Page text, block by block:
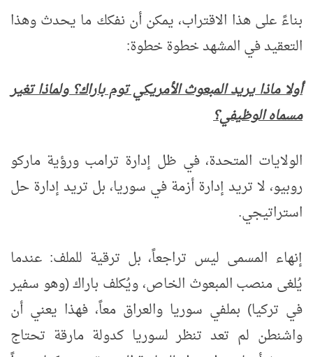
بناءً على هذا الاقتراب، يمكن أن نفكك ما يحدث وهذا
التعقيد في المشهد خطوة خطوة:
أولا ماذا يريد المبعوث الأمريكي توم باراك؟ ولماذا تغير
مسماه الوظيفي؟
الولايات المتحدة، في ظل إدارة ترامب ورؤية ماركو
روبيو، لا تريد إدارة أزمة في سوريا، بل تريد إدارة حل
استراتيجي.
إنهاء المسمى ليس تراجعاً، بل ترقية للملف: عندما
يُلغى منصب المبعوث الخاص، ويُكلف باراك (وهو سفير
في تركيا) بملفي سوريا والعراق معاً، فهذا يعني أن
واشنطن لم تعد تنظر لسوريا كدولة مارقة تحتاج